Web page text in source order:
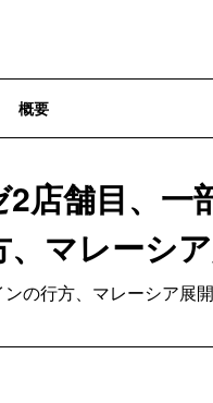
概要
店舗目、一
マレーシア
の行方、マレーシア展